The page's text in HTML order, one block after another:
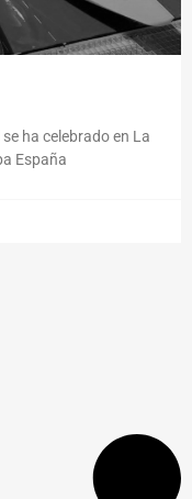
ha celebrado en La
España